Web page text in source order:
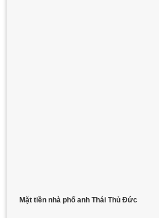
Mặt tiền nhà phố anh Thái Thủ Đức